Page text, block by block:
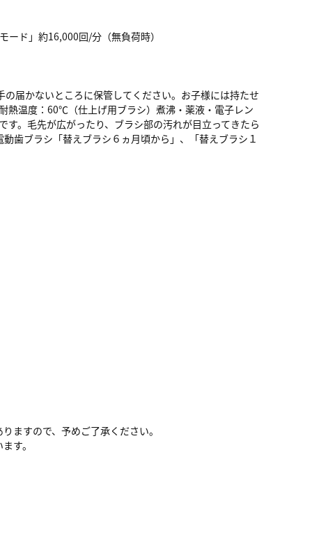
ド」約16,000回/分（無負荷時）
届かないところに保管してください。お子様には持たせ
温度：60℃（仕上げ用ブラシ）煮沸・薬液・電子レン
。毛先が広がったり、ブラシ部の汚れが目立ってきたら
歯ブラシ「替えブラシ６ヵ月頃から」、「替えブラシ１
ますので、予めご了承ください。
す。